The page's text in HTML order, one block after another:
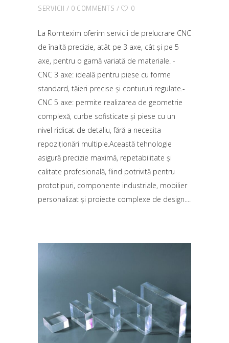
SERVICII
0 COMMENTS 0
La Romtexim oferim servicii de prelucrare CNC
de înaltă precizie, atât pe 3 axe, cât și pe 5
axe, pentru o gamă variată de materiale. -
CNC 3 axe: ideală pentru piese cu forme
standard, tăieri precise și contururi regulate.-
CNC 5 axe: permite realizarea de geometrie
complexă, curbe sofisticate și piese cu un
nivel ridicat de detaliu, fără a necesita
repoziționări multiple.Această tehnologie
asigură precizie maximă, repetabilitate și
calitate profesională, fiind potrivită pentru
prototipuri, componente industriale, mobilier
personalizat și proiecte complexe de design.